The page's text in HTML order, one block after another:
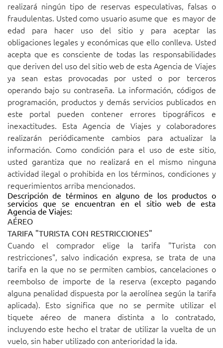
realizará ningún tipo de reservas especulativas, falsas o
fraudulentas. Usted como usuario asume que es mayor de
edad para hacer uso del sitio y para aceptar las
obligaciones legales y económicas que ello conlleva. Usted
acepta que es consciente de todas las responsabilidades
que deriven del uso del sitio web de esta Agencia de Viajes
ya sean estas provocadas por usted o por terceros
operando bajo su contraseña. La información, códigos de
programación, productos y demás servicios publicados en
este portal pueden contener errores tipográficos e
inexactitudes. Esta Agencia de Viajes y colaboradores
realizarán periódicamente cambios para actualizar la
información. Como condición para el uso de este sitio,
usted garantiza que no realizará en el mismo ninguna
actividad ilegal o prohibida en los términos, condiciones y
requerimientos arriba mencionados.
Descripción de términos en alguno de los productos o
servicios que se encuentran en el sitio web de esta
Agencia de Viajes:
AÉREO
TARIFA "TURISTA CON RESTRICCIONES"
Cuando el comprador elige la tarifa "Turista con
restricciones", salvo indicación expresa, se trata de una
tarifa en la que no se permiten cambios, cancelaciones o
reembolso de importe de la reserva (excepto pagando
alguna penalidad dispuesta por la aerolínea según la tarifa
aplicada). Esto significa que no se permite utilizar el
tiquete aéreo de manera distinta a lo contratado,
incluyendo este hecho el tratar de utilizar la vuelta de un
vuelo, sin haber utilizado con anterioridad la ida.